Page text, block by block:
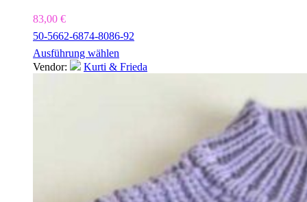
83,00 €
50-5662-6874-8086-92
Ausführung wählen
Vendor:
Kurti & Frieda